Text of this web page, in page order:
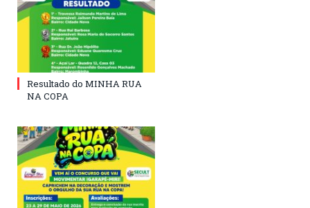
Resultado do MINHA RUA
NA COPA